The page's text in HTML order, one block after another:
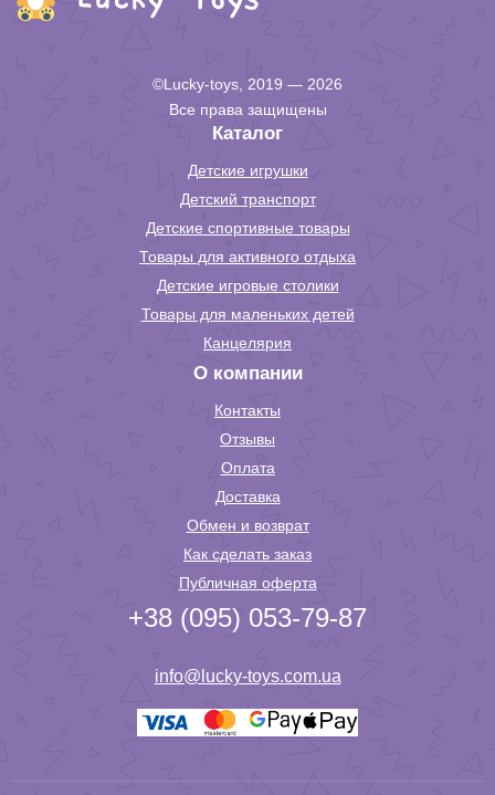
©Lucky-toys, 2019 — 2026
Все права защищены
Каталог
Детские игрушки
Детский транспорт
Детские спортивные товары
Товары для активного отдыха
Детские игровые столики
Товары для маленьких детей
Канцелярия
О компании
Контакты
Отзывы
Оплата
Доставка
Обмен и возврат
Как сделать заказ
Публичная оферта
+38 (095) 053-79-87
info@lucky-toys.com.ua